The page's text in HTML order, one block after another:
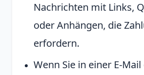
Nachrichten mit Links,
oder Anhängen, die
erfordern.
Wenn Sie in einer E-